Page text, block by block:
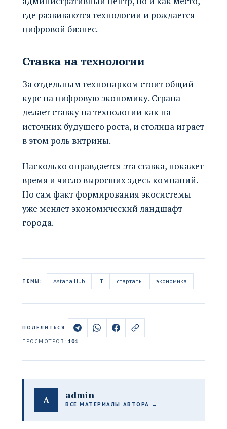
где развиваются технологии и рождается
цифровой бизнес.
Ставка на технологии
За отдельным технопарком стоит общий
курс на цифровую экономику. Страна
делает ставку на технологии как на
источник будущего роста, и столица играет
в этом роль витрины.
Насколько оправдается эта ставка, покажет
время и число выросших здесь компаний.
Но сам факт формирования экосистемы
уже меняет экономический ландшафт
города.
ТЕМЫ: Astana Hub IT стартапы экономика
ПОДЕЛИТЬСЯ:
ПРОСМОТРОВ:101
A admin
ВСЕ МАТЕРИАЛЫ АВТОРА →